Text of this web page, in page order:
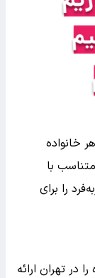
خانواده
با
را برای
در تهران ارائه